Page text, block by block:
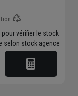
vérifier le stock
selon stock agence